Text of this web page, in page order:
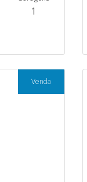
1
Venda